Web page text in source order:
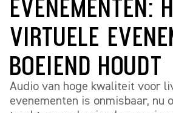
EVENEMENTEN:
VIRTUELE
BOEIEND HOUDT
Audio van hoge kwaliteit voor
evenementen is onmisbaar, nu